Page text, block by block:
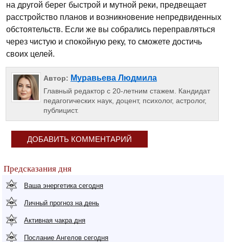
на другой берег быстрой и мутной реки, предвещает
расстройство планов и возникновение непредвиденных
обстоятельств. Если же вы собрались переправляться
через чистую и спокойную реку, то сможете достичь
своих целей.
Автор: Муравьева Людмила
Главный редактор с 20-летним стажем. Кандидат
педагогических наук, доцент, психолог, астролог,
публицист.
ДОБАВИТЬ КОММЕНТАРИЙ
Предсказания дня
Ваша энергетика сегодня
Личный прогноз на день
Активная чакра дня
Послание Ангелов сегодня